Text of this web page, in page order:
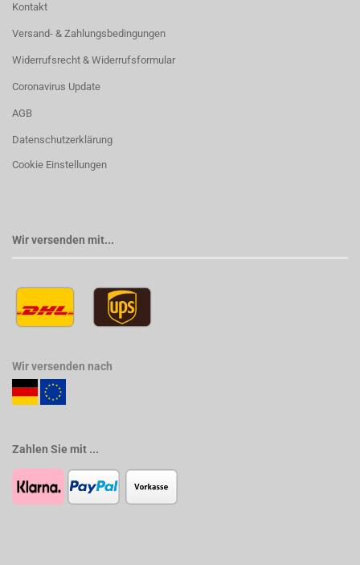
Kontakt
Versand- & Zahlungsbedingungen
Widerrufsrecht & Widerrufsformular
Coronavirus Update
AGB
Datenschutzerklärung
Cookie Einstellungen
Wir versenden mit...
Wir versenden nach
Zahlen Sie mit ...